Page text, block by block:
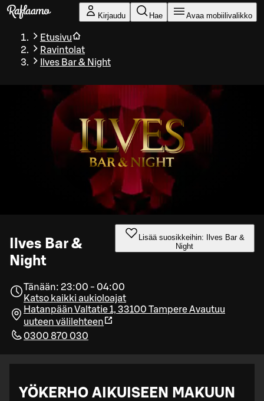
Siirry pääsisältöön
Kirjaudu Hae Avaa mobiilivalikko
Etusivu
Ravintolat
Ilves Bar & Night
Ilves Bar &
Night
Lisää suosikkeihin: Ilves Bar &
Night
Tänään: 23:00 - 04:00
Katso kaikki aukioloajat
Hatanpään Valtatie 1, 33100 TampereAvautuu
uuteen välilehteen
0300 870 030
YÖKERHO AIKUISEEN MAKUUN